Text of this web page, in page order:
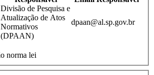
Divisão de Pesquisa e
Atualização de Atos
Normativos
(DPAAN)
dpaan@al.sp.gov.br
norma lei